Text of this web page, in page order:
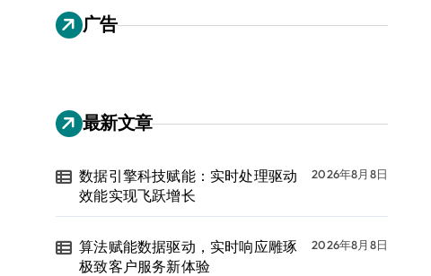
广告
最新文章
数据引擎科技赋能：实时处理驱动
效能实现飞跃增长
2026年8月8日
算法赋能数据驱动，实时响应雕琢
极致客户服务新体验
2026年8月8日